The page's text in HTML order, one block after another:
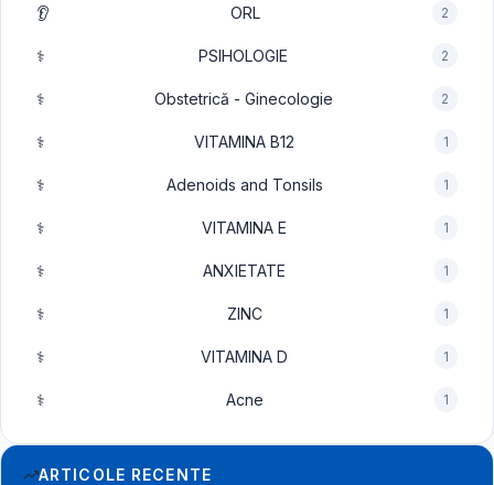
👂 ORL 2
⚕️ PSIHOLOGIE 2
⚕️ Obstetrică - Ginecologie 2
⚕️ VITAMINA B12 1
⚕️ Adenoids and Tonsils 1
⚕️ VITAMINA E 1
⚕️ ANXIETATE 1
⚕️ ZINC 1
⚕️ VITAMINA D 1
⚕️ Acne 1
ARTICOLE RECENTE